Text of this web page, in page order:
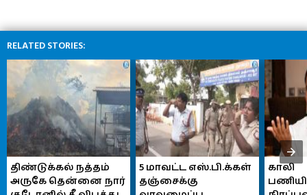
RELATED STORIES:
திண்டுக்கல் நத்தம்
அருகே தென்னை நார்
5 மாவட்ட எஸ்.பி.க்கள்
தஞ்சைக்கு
காலி